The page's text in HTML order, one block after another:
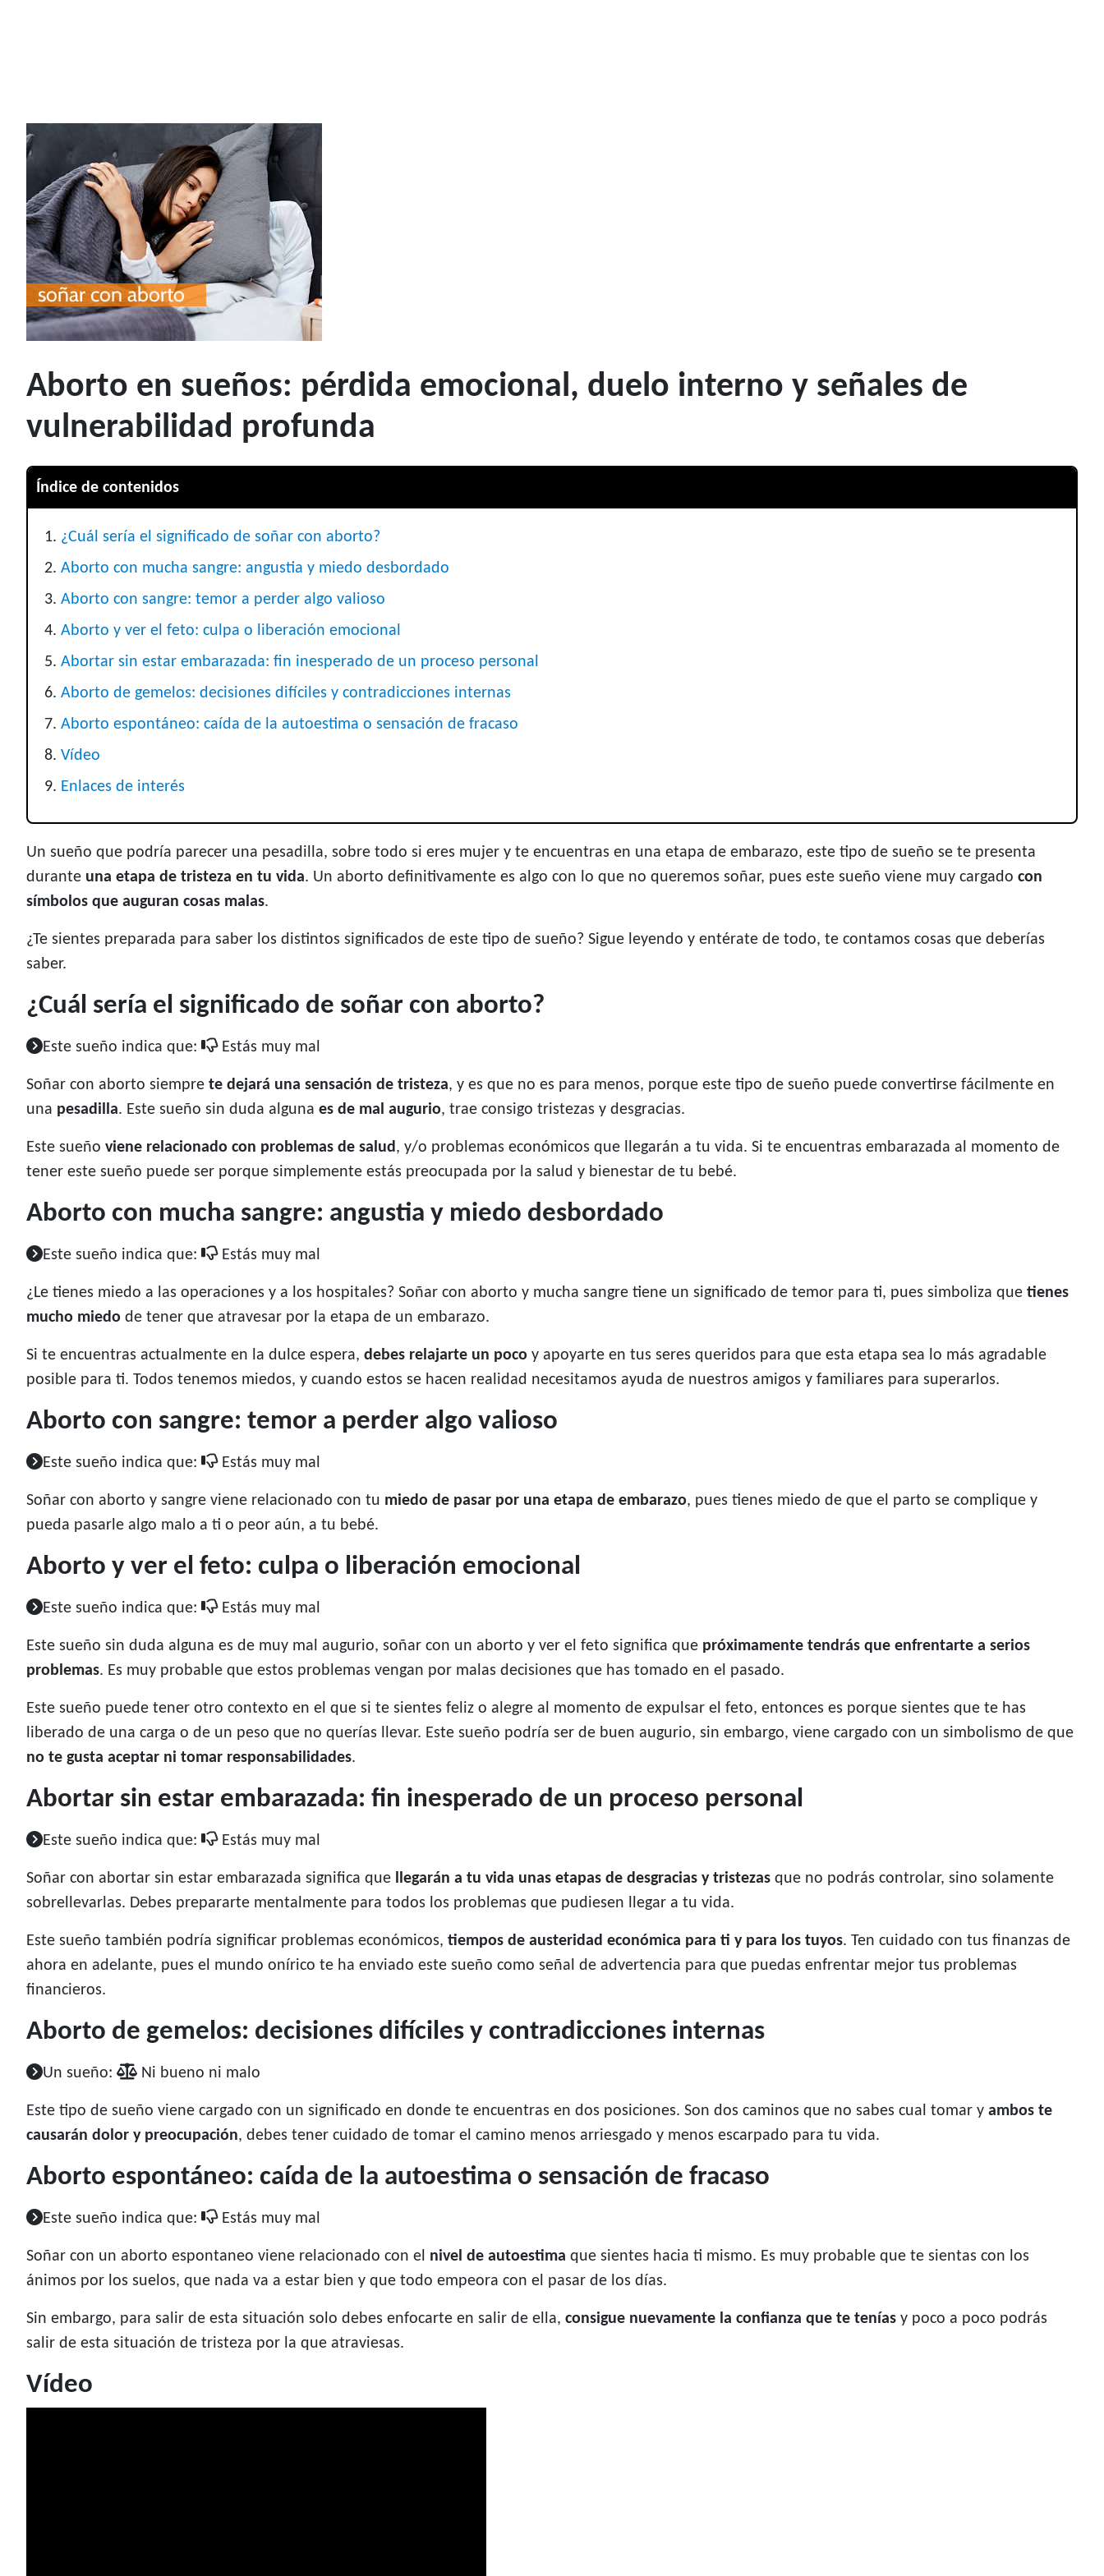
Aborto en sueños: pérdida emocional, duelo interno y señales de
vulnerabilidad profunda
Índice de contenidos
¿Cuál sería el significado de soñar con aborto?
Aborto con mucha sangre: angustia y miedo desbordado
Aborto con sangre: temor a perder algo valioso
Aborto y ver el feto: culpa o liberación emocional
Abortar sin estar embarazada: fin inesperado de un proceso personal
Aborto de gemelos: decisiones difíciles y contradicciones internas
Aborto espontáneo: caída de la autoestima o sensación de fracaso
Vídeo
Enlaces de interés
Un sueño que podría parecer una pesadilla, sobre todo si eres mujer y te encuentras en una etapa de embarazo, este tipo de sueño se te presenta
durante una etapa de tristeza en tu vida. Un aborto definitivamente es algo con lo que no queremos soñar, pues este sueño viene muy cargado con
símbolos que auguran cosas malas.
¿Te sientes preparada para saber los distintos significados de este tipo de sueño? Sigue leyendo y entérate de todo, te contamos cosas que deberías
saber.
¿Cuál sería el significado de soñar con aborto?
Este sueño indica que: Estás muy mal
Soñar con aborto siempre te dejará una sensación de tristeza, y es que no es para menos, porque este tipo de sueño puede convertirse fácilmente en
una pesadilla. Este sueño sin duda alguna es de mal augurio, trae consigo tristezas y desgracias.
Este sueño viene relacionado con problemas de salud, y/o problemas económicos que llegarán a tu vida. Si te encuentras embarazada al momento de
tener este sueño puede ser porque simplemente estás preocupada por la salud y bienestar de tu bebé.
Aborto con mucha sangre: angustia y miedo desbordado
Este sueño indica que: Estás muy mal
¿Le tienes miedo a las operaciones y a los hospitales? Soñar con aborto y mucha sangre tiene un significado de temor para ti, pues simboliza que tienes
mucho miedo de tener que atravesar por la etapa de un embarazo.
Si te encuentras actualmente en la dulce espera, debes relajarte un poco y apoyarte en tus seres queridos para que esta etapa sea lo más agradable
posible para ti. Todos tenemos miedos, y cuando estos se hacen realidad necesitamos ayuda de nuestros amigos y familiares para superarlos.
Aborto con sangre: temor a perder algo valioso
Este sueño indica que: Estás muy mal
Soñar con aborto y sangre viene relacionado con tu miedo de pasar por una etapa de embarazo, pues tienes miedo de que el parto se complique y
pueda pasarle algo malo a ti o peor aún, a tu bebé.
Aborto y ver el feto: culpa o liberación emocional
Este sueño indica que: Estás muy mal
Este sueño sin duda alguna es de muy mal augurio, soñar con un aborto y ver el feto significa que próximamente tendrás que enfrentarte a serios
problemas. Es muy probable que estos problemas vengan por malas decisiones que has tomado en el pasado.
Este sueño puede tener otro contexto en el que si te sientes feliz o alegre al momento de expulsar el feto, entonces es porque sientes que te has
liberado de una carga o de un peso que no querías llevar. Este sueño podría ser de buen augurio, sin embargo, viene cargado con un simbolismo de que
no te gusta aceptar ni tomar responsabilidades.
Abortar sin estar embarazada: fin inesperado de un proceso personal
Este sueño indica que: Estás muy mal
Soñar con abortar sin estar embarazada significa que llegarán a tu vida unas etapas de desgracias y tristezas que no podrás controlar, sino solamente
sobrellevarlas. Debes prepararte mentalmente para todos los problemas que pudiesen llegar a tu vida.
Este sueño también podría significar problemas económicos, tiempos de austeridad económica para ti y para los tuyos. Ten cuidado con tus finanzas de
ahora en adelante, pues el mundo onírico te ha enviado este sueño como señal de advertencia para que puedas enfrentar mejor tus problemas
financieros.
Aborto de gemelos: decisiones difíciles y contradicciones internas
Un sueño: Ni bueno ni malo
Este tipo de sueño viene cargado con un significado en donde te encuentras en dos posiciones. Son dos caminos que no sabes cual tomar y ambos te
causarán dolor y preocupación, debes tener cuidado de tomar el camino menos arriesgado y menos escarpado para tu vida.
Aborto espontáneo: caída de la autoestima o sensación de fracaso
Este sueño indica que: Estás muy mal
Soñar con un aborto espontaneo viene relacionado con el nivel de autoestima que sientes hacia ti mismo. Es muy probable que te sientas con los
ánimos por los suelos, que nada va a estar bien y que todo empeora con el pasar de los días.
Sin embargo, para salir de esta situación solo debes enfocarte en salir de ella, consigue nuevamente la confianza que te tenías y poco a poco podrás
salir de esta situación de tristeza por la que atraviesas.
Vídeo